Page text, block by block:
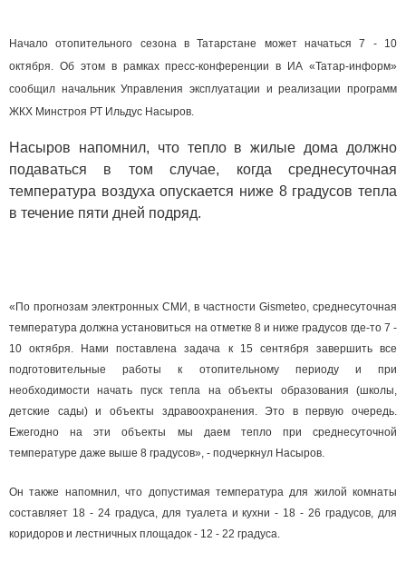
Начало отопительного сезона в Татарстане может начаться 7 - 10
октября. Об этом в рамках пресс-конференции в ИА «Татар-информ»
сообщил начальник Управления эксплуатации и реализации программ
ЖКХ Минстроя РТ Ильдус Насыров.
Насыров напомнил, что тепло в жилые дома должно
подаваться в том случае, когда среднесуточная
температура воздуха опускается ниже 8 градусов тепла
в течение пяти дней подряд.
«По прогнозам электронных СМИ, в частности Gismeteo, среднесуточная
температура должна установиться на отметке 8 и ниже градусов где-то 7 -
10 октября. Нами поставлена задача к 15 сентября завершить все
подготовительные работы к отопительному периоду и при
необходимости начать пуск тепла на объекты образования (школы,
детские сады) и объекты здравоохранения. Это в первую очередь.
Ежегодно на эти объекты мы даем тепло при среднесуточной
температуре даже выше 8 градусов», - подчеркнул Насыров.
Он также напомнил, что допустимая температура для жилой комнаты
составляет 18 - 24 градуса, для туалета и кухни - 18 - 26 градусов, для
коридоров и лестничных площадок - 12 - 22 градуса.